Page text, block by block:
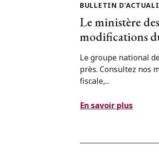
BULLETIN
Le ministère
modifications
Le groupe national
près. Consultez nos
fiscale,...
En savoir plus